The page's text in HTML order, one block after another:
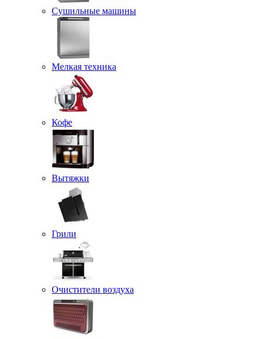
Сушильные машины
Мелкая техника
Кофе
Вытяжки
Грили
Очистители воздуха